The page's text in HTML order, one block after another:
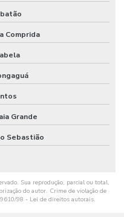
Comprida
Grande
Sebastião
Sua reprodução, parcial ou total,
do autor. Crime de violação de
98 - Lei de direitos autorais.